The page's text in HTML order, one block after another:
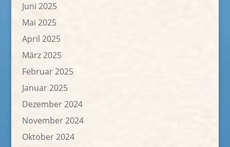
Juni 2025
Mai 2025
April 2025
März 2025
Februar 2025
Januar 2025
Dezember 2024
November 2024
Oktober 2024